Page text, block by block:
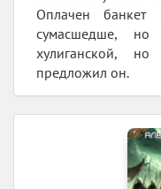
Оплачен
сумасшедше,
хулиганской,
предложил он.